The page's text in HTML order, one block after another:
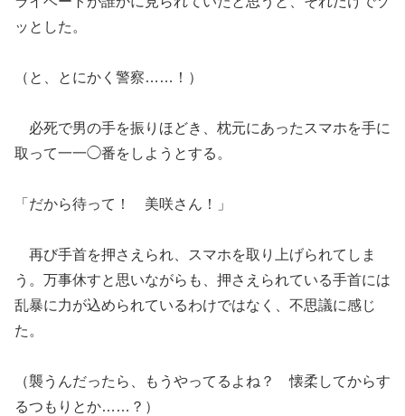
ッとした。
（と、とにかく警察……！）
必死で男の手を振りほどき、枕元にあったスマホを手に
取って一一◯番をしようとする。
「だから待って！ 美咲さん！」
再び手首を押さえられ、スマホを取り上げられてしま
う。万事休すと思いながらも、押さえられている手首には
乱暴に力が込められているわけではなく、不思議に感じ
た。
（襲うんだったら、もうやってるよね？ 懐柔してからす
るつもりとか……？）